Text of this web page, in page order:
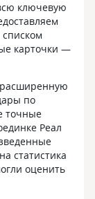
ключевую
карточки —
расширенную
по
точные
Реал
статистика
оценить